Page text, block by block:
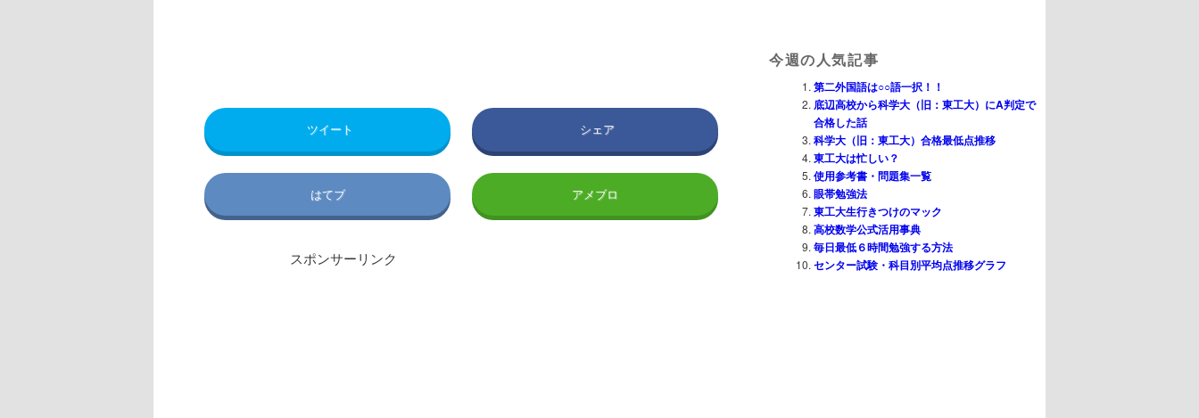
ツイート シェア
はてブ アメブロ
スポンサーリンク
今週の人気記事
第二外国語は○○語一択！！
底辺高校から科学大（旧：東工大）にA判定で
合格した話
科学大（旧：東工大）合格最低点推移
東工大は忙しい？
使用参考書・問題集一覧
眼帯勉強法
東工大生行きつけのマック
高校数学公式活用事典
毎日最低６時間勉強する方法
センター試験・科目別平均点推移グラフ